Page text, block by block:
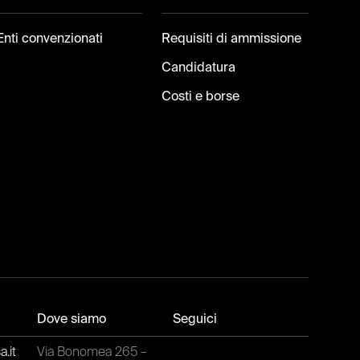
convenzionati Requisiti di ammissione
Candidatura
Costi e borse
Dove siamo
Via Bonomea 265 –
Seguici